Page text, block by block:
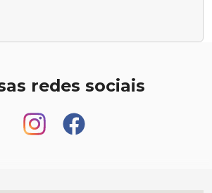
redes sociais